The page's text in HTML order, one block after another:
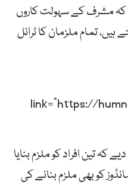
کہ مشرف کے سہولت کاروں
ہیں، تمام ملزمان کا ٹرائل
link=”https://
تین افراد کو ملزم بنایا
کو بھی ملزم بنانے کی